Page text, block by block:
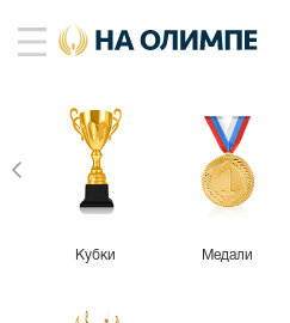
Кубки Медали